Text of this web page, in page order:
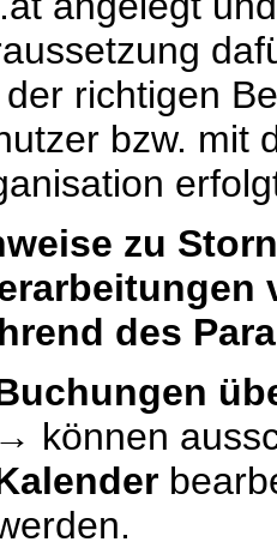
der richtigen
bzw. mit
zu
des
→ können